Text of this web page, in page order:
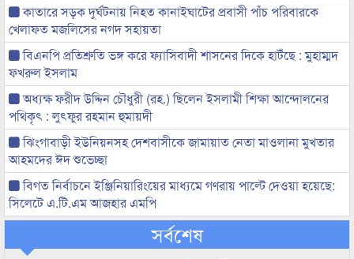
কাতারে সড়ক দুর্ঘটনায় নিহত কানাইঘাটের প্রবাসী পাঁচ পরিবারকে
খেলাফত মজলিসের নগদ সহায়তা
বিএনপি প্রতিশ্রুতি ভঙ্গ করে ফ্যাসিবাদী শাসনের দিকে হাটঁছে : মুহাম্মদ
ফখরুল ইসলাম
অধ্যক্ষ ফরীদ উদ্দিন চৌধুরী (রহ.) ছিলেন ইসলামী শিক্ষা আন্দোলনের
পথিকৃৎ : লুৎফুর রহমান হুমায়দী
ঝিংগাবাড়ী ইউনিয়নসহ দেশবাসীকে জামায়াত নেতা মাওলানা মুখতার
আহমদের ঈদ শুভেচ্ছা
বিগত নির্বাচনে ইঞ্জিনিয়ারিংয়ের মাধ্যমে গণরায় পাল্টে দেওয়া হয়েছে:
সিলেটে এ.টি.এম আজহার এমপি
সর্বশেষ